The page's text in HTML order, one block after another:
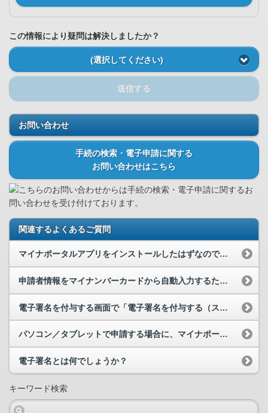
この情報により疑問は解決しましたか？
(選択してください)
送信する
お問い合わせ
手続の検索・電子申請に関する
お問い合わせはこちら
こちらのお問い合わせからは手続の検索・電子申請に関するお
問い合わせを受け付けております。
関連するよくあるご質問
マイナポータルアプリをインストールしたはずなのですが、「電子署名を付与する（ICカードリーダラ...
申請者情報をマイナンバーカードから自動入力するために「カードを読み取る（スマートフォン）」を押...
電子署名を付与する画面で「電子署名を付与する（スマートフォン）」を押して表示された二次元コード...
パソコン／タブレットで申請する場合に、マイナポータルアプリ、ICカードリーダライタの準備ができ...
電子署名とは何でしょうか？
キーワード検索